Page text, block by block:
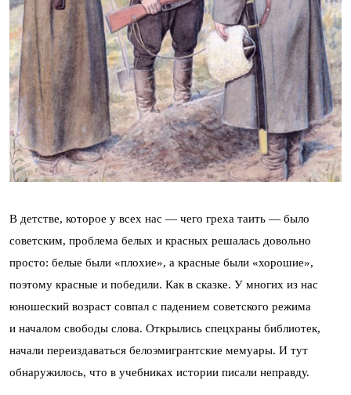
В детстве, которое у всех нас — чего греха таить — было
советским, проблема белых и красных решалась довольно
просто: белые были «плохие», а красные были «хорошие»,
поэтому красные и победили. Как в сказке. У многих из нас
юношеский возраст совпал с падением советского режима
и началом свободы слова. Открылись спецхраны библиотек,
начали переиздаваться белоэмигрантские мемуары. И тут
обнаружилось, что в учебниках истории писали неправду.